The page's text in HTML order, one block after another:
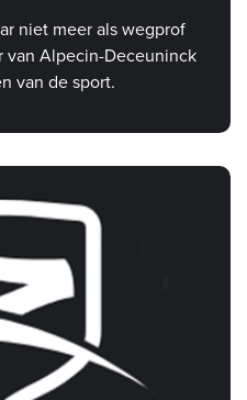
niet meer als wegprof
van Alpecin-Deceuninck
van de sport.